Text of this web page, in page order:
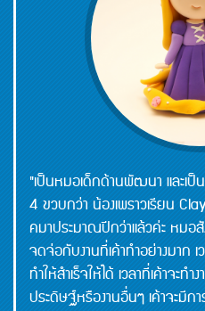
"เป็นหมอเด็กด้านพัฒนา และเ
4 ขวบกว่า น้องเพราวเรียน
คมาประมาณปีกว่าแล้วค่ะ หมอสั
จดจ่อกับงานที่เค้าทำอย่างมาก เ
ทำให้สำเร็จให้ได้ เวลาที่เค้าจะทำ
ประดิษฐ์หรืองานอื่นๆ เค้าจะมีก